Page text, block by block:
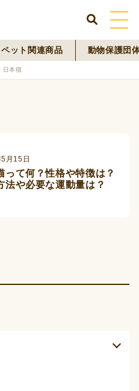
ード事業
ペット関連商品 動物保護団
日本猫
月15日
って何？性格や特徴は？
法や必要な運動量は？